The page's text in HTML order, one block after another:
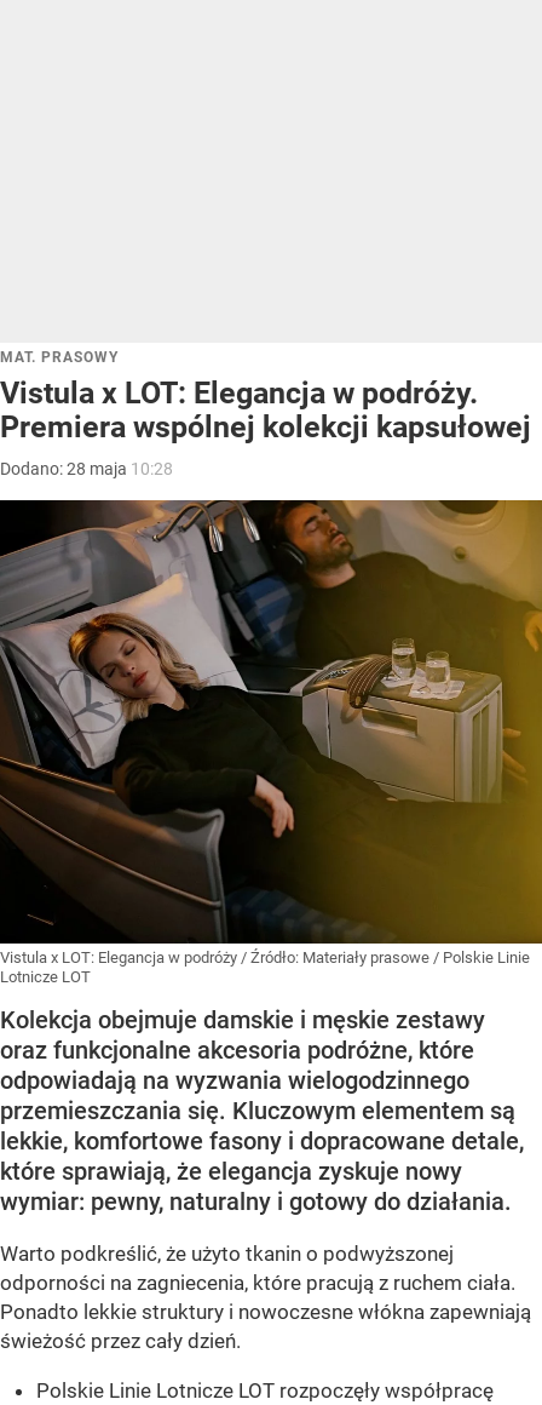
MAT. PRASOWY
Vistula x LOT: Elegancja w podróży.
Premiera wspólnej kolekcji kapsułowej
Dodano:28 maja 10:28
Vistula x LOT: Elegancja w podróży / Źródło: Materiały prasowe / Polskie Linie
Lotnicze LOT
Kolekcja obejmuje damskie i męskie zestawy
oraz funkcjonalne akcesoria podróżne, które
odpowiadają na wyzwania wielogodzinnego
przemieszczania się. Kluczowym elementem są
lekkie, komfortowe fasony i dopracowane detale,
które sprawiają, że elegancja zyskuje nowy
wymiar: pewny, naturalny i gotowy do działania.
Warto podkreślić, że użyto tkanin o podwyższonej
odporności na zagniecenia, które pracują z ruchem ciała.
Ponadto lekkie struktury i nowoczesne włókna zapewniają
świeżość przez cały dzień.
Polskie Linie Lotnicze LOT rozpoczęły współpracę